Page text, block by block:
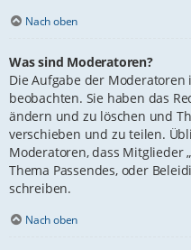
Nach oben
Was sind Moderatoren?
Die Aufgabe der Moderatoren
beobachten. Sie haben das
ändern und zu löschen und
verschieben und zu teilen.
Moderatoren, dass Mitglieder
Thema Passendes, oder
schreiben.
Nach oben